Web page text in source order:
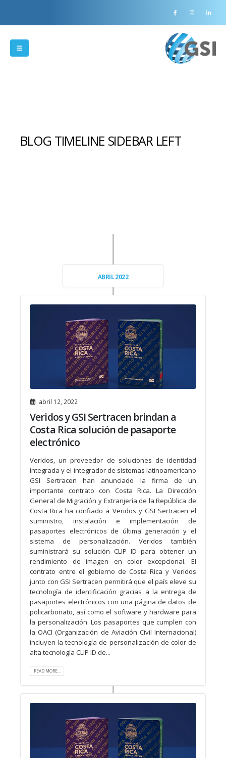
BLOG TIMELINE SIDEBAR LEFT
ABRIL 2022
abril 12, 2022
Veridos y GSI Sertracen brindan a
Costa Rica solución de pasaporte
electrónico
Veridos, un proveedor de soluciones de identidad
integrada y el integrador de sistemas latinoamericano
GSI Sertracen han anunciado la firma de un
importante contrato con Costa Rica. La Dirección
General de Migración y Extranjería de la República de
Costa Rica ha confiado a Veridos y GSI Sertracen el
suministro, instalación e implementación de
pasaportes electrónicos de última generación y el
sistema de personalización. Veridos también
suministrará su solución CLIP ID para obtener un
rendimiento de imagen en color excepcional. El
contrato entre el gobierno de Costa Rica y Veridos
junto con GSI Sertracen permitirá que el país eleve su
tecnología de identificación gracias a la entrega de
pasaportes electrónicos con una página de datos de
policarbonato, así como el software y hardware para
la personalización. Los pasaportes que cumplen con
la OACI (Organización de Aviación Civil Internacional)
incluyen la tecnología de personalización de color de
alta tecnología CLIP ID de...
READ MORE...